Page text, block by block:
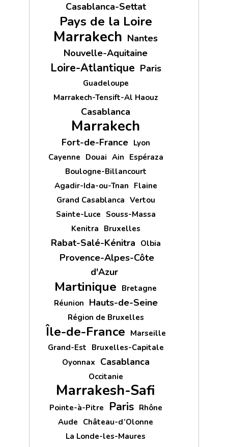
Casablanca-Settat
Pays de la Loire
Marrakech Nantes
Nouvelle-Aquitaine
Loire-Atlantique Paris
Guadeloupe
Marrakech-Tensift-Al Haouz
Casablanca
Marrakech
Fort-de-France Lyon
Cayenne Douai Ain Espéraza
Boulogne-Billancourt
Agadir-Ida-ou-Tnan Flaine
Grand Casablanca Vertou
Sainte-Luce Souss-Massa
Kenitra Bruxelles
Rabat-Salé-Kénitra Olbia
Provence-Alpes-Côte
d'Azur
Martinique Bretagne
Réunion Hauts-de-Seine
Région de Bruxelles
Île-de-France Marseille
Grand-Est Bruxelles-Capitale
Oyonnax Casablanca
Occitanie
Marrakesh-Safi
Pointe-à-Pitre Paris Rhône
Aude Château-d’Olonne
La Londe-les-Maures